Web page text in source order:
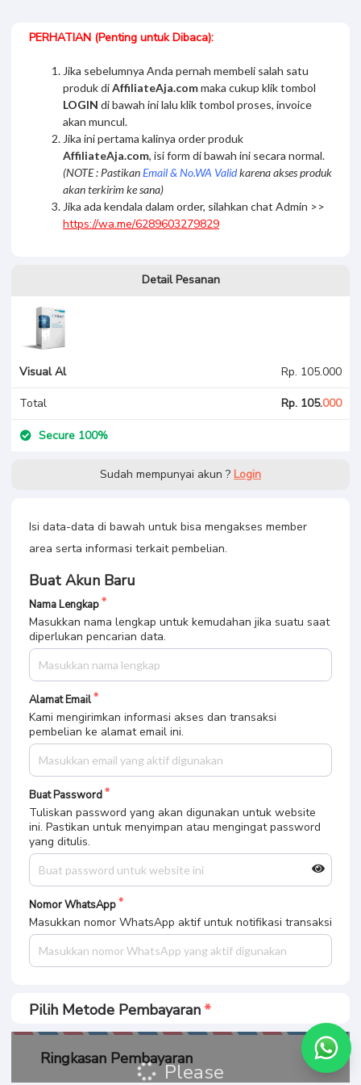
PERHATIAN (Penting untuk Dibaca):
Jika sebelumnya Anda pernah membeli salah satu
produk diAffiliateAja.commaka cukup klik tombol
LOGIN di bawah ini lalu klik tombol proses, invoice
akan muncul.
Jika ini pertama kalinya order produk
AffiliateAja.com, isi form di bawah ini secara normal.
(NOTE : PastikanEmail & No.WA Validkarena akses produk
akan terkirim ke sana)
Jika ada kendala dalam order, silahkan chat Admin >>
https://wa.me/6289603279829
Detail Pesanan
Visual Al Rp. 105.000
Total Rp. 105.000
Secure 100%
Sudah mempunyai akun ? Login
Isi data-data di bawah untuk bisa mengakses member
area serta informasi terkait pembelian.
Buat Akun Baru
Nama Lengkap
Masukkan nama lengkap untuk kemudahan jika suatu saat
diperlukan pencarian data.
Alamat Email
Kami mengirimkan informasi akses dan transaksi
pembelian ke alamat email ini.
Buat Password
Tuliskan password yang akan digunakan untuk website
ini. Pastikan untuk menyimpan atau mengingat password
yang ditulis.
Nomor WhatsApp
Masukkan nomor WhatsApp aktif untuk notifikasi transaksi
Pilih Metode Pembayaran
Ringkasan Pembayaran
Please
Visual Al